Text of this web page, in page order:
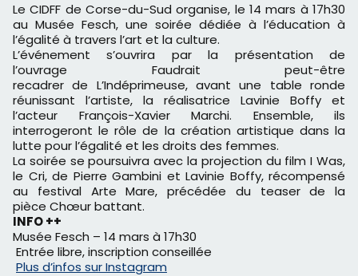
Le CIDFF de Corse-du-Sud organise, le 14 mars à 17h30
au Musée Fesch, une soirée dédiée à l’éducation à
l’égalité à travers l’art et la culture.
L’événement s’ouvrira par la présentation de
l’ouvrage Faudrait peut-être
recadrer de L’Indéprimeuse, avant une table ronde
réunissant l’artiste, la réalisatrice Lavinie Boffy et
l’acteur François-Xavier Marchi. Ensemble, ils
interrogeront le rôle de la création artistique dans la
lutte pour l’égalité et les droits des femmes.
La soirée se poursuivra avec la projection du film I Was,
le Cri, de Pierre Gambini et Lavinie Boffy, récompensé
au festival Arte Mare, précédée du teaser de la
pièce Chœur battant.
INFO ++
Musée Fesch – 14 mars à 17h30
Entrée libre, inscription conseillée
Plus d’infos sur Instagram